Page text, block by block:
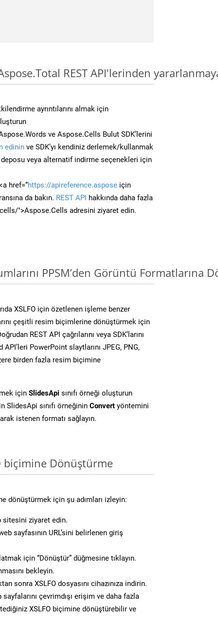
REST API'lerinden
ayrıntılarını almak için
ve Aspose.Cells Bulut SDK’lerini
edinin ve SDK’yı kendiniz derlemek/kullanmak
veya alternatif indirme seçenekleri için
href=“https://apireference.aspose için
da bakın. REST API hakkında daha fazla
">Aspose.Cells adresini ziyaret edin.
PPSM’den Görüntü Formatlarına
XSLFO için özetlenen işleme benzer
çeşitli resim biçimlerine dönüştürmek için
REST API çağrılarını veya SDK’larını
PowerPoint slaytlarını JPEG, PNG,
birden fazla resim biçimine
için SlidesApi sınıfı örneği oluşturun
SlidesApi sınıfı örneğinin Convert yöntemini
istenen formatı sağlayın.
biçimine Dönüştürme
dönüştürmek için şu adımları izleyin:
sitesini ziyaret edin.
sayfasının URL’sini belirlenen giriş
için “Dönüştür” düğmesine tıklayın.
bekleyin.
sonra XSLFO dosyasını cihazınıza indirin.
sayfalarını çevrimdışı erişim ve daha fazla
XSLFO biçimine dönüştürebilir ve